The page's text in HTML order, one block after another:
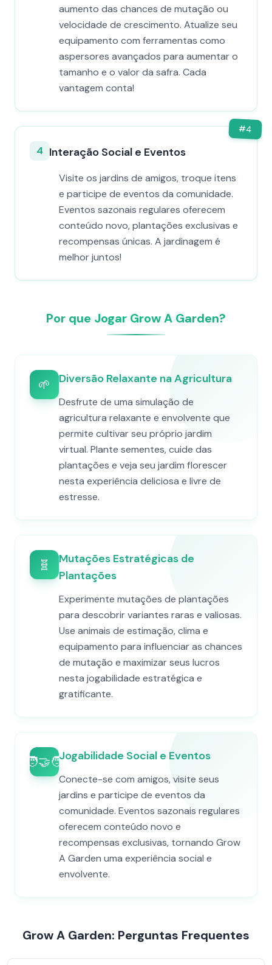
aumento das chances de mutação ou
velocidade de crescimento. Atualize seu
equipamento com ferramentas como
aspersores avançados para aumentar o
tamanho e o valor da safra. Cada
vantagem conta!
#4
4 Interação Social e Eventos
Visite os jardins de amigos, troque itens
e participe de eventos da comunidade.
Eventos sazonais regulares oferecem
conteúdo novo, plantações exclusivas e
recompensas únicas. A jardinagem é
melhor juntos!
Por que Jogar Grow A Garden?
🌱 Diversão Relaxante na Agricultura
Desfrute de uma simulação de
agricultura relaxante e envolvente que
permite cultivar seu próprio jardim
virtual. Plante sementes, cuide das
plantações e veja seu jardim florescer
nesta experiência deliciosa e livre de
estresse.
🧬
Mutações Estratégicas de
Plantações
Experimente mutações de plantações
para descobrir variantes raras e valiosas.
Use animais de estimação, clima e
equipamento para influenciar as chances
de mutação e maximizar seus lucros
nesta jogabilidade estratégica e
gratificante.
🧑‍🤝‍🧑Jogabilidade Social e Eventos
Conecte-se com amigos, visite seus
jardins e participe de eventos da
comunidade. Eventos sazonais regulares
oferecem conteúdo novo e
recompensas exclusivas, tornando Grow
A Garden uma experiência social e
envolvente.
Grow A Garden: Perguntas Frequentes